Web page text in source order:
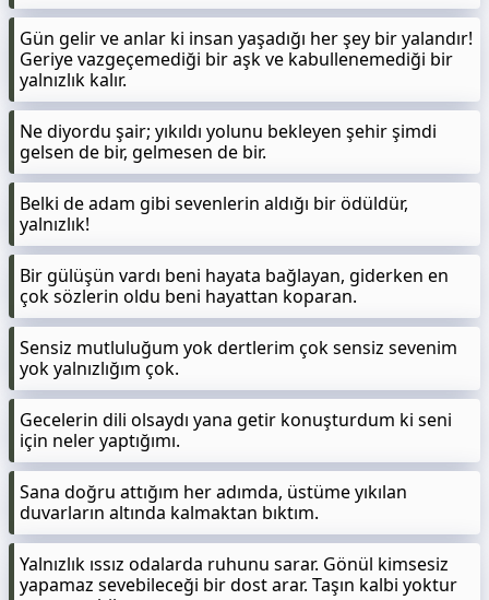
Gün gelir ve anlar ki insan yaşadığı her şey bir yalandır!
Geriye vazgeçemediği bir aşk ve kabullenemediği bir
yalnızlık kalır.
Ne diyordu şair; yıkıldı yolunu bekleyen şehir şimdi
gelsen de bir, gelmesen de bir.
Belki de adam gibi sevenlerin aldığı bir ödüldür,
yalnızlık!
Bir gülüşün vardı beni hayata bağlayan, giderken en
çok sözlerin oldu beni hayattan koparan.
Sensiz mutluluğum yok dertlerim çok sensiz sevenim
yok yalnızlığım çok.
Gecelerin dili olsaydı yana getir konuşturdum ki seni
için neler yaptığımı.
Sana doğru attığım her adımda, üstüme yıkılan
duvarların altında kalmaktan bıktım.
Yalnızlık ıssız odalarda ruhunu sarar. Gönül kimsesiz
yapamaz sevebileceği bir dost arar. Taşın kalbi yoktur